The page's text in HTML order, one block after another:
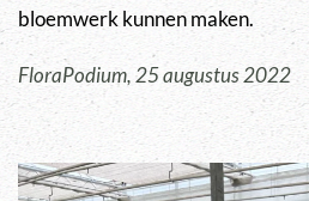
bloemwerk kunnen maken.
FloraPodium, 25 augustus 2022